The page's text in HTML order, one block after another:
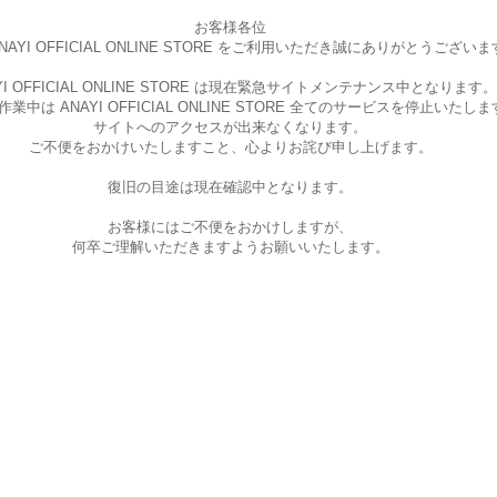
お客様各位
OFFICIAL ONLINE STORE をご利用いただき誠にありがとうございま
OFFICIAL ONLINE STORE は現在緊急サイトメンテナンス中となります。
業中は ANAYI OFFICIAL ONLINE STORE 全てのサービスを停止いたしま
サイトへのアクセスが出来なくなります。
ご不便をおかけいたしますこと、 心よりお詫び申し上げます。
復旧の目途は現在確認中となります。
お客様にはご不便をおかけしますが、
何卒ご理解いただきますようお願いいたします。